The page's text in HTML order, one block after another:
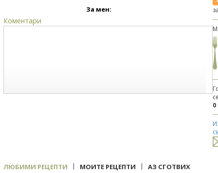
За мен:
Коментари
0
ЛЮБИМИ РЕЦЕПТИ | МОИТЕ РЕЦЕПТИ | АЗ СГОТВИХ